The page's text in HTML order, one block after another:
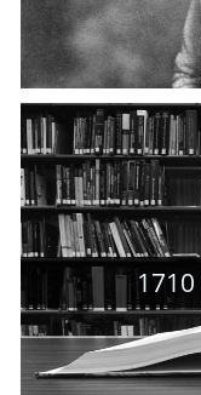
1710